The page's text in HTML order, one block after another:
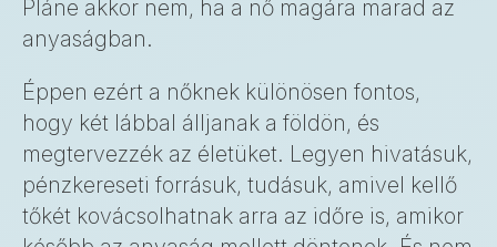
Pláne akkor nem, ha a nő magára marad az
anyaságban.
Éppen ezért a nőknek különösen fontos,
hogy két lábbal álljanak a földön, és
megtervezzék az életüket. Legyen hivatásuk,
pénzkereseti forrásuk, tudásuk, amivel kellő
tőkét kovácsolhatnak arra az időre is, amikor